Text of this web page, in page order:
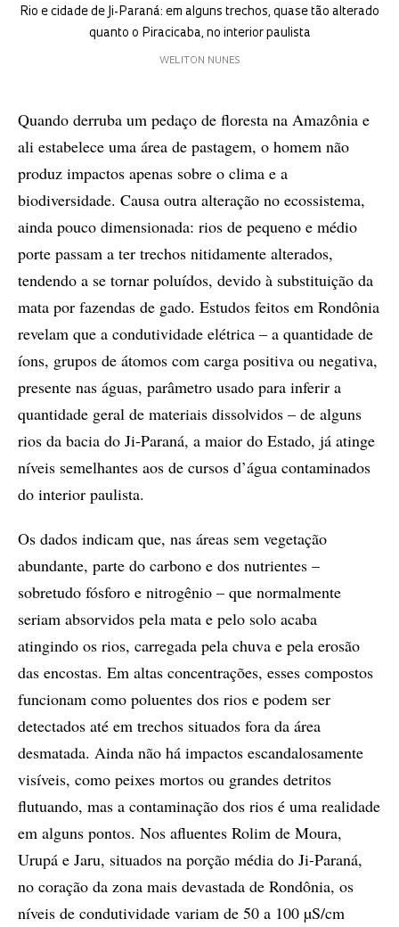
Rio e cidade de Ji-Paraná: em alguns trechos, quase tão alterado
quanto o Piracicaba, no interior paulista
WELITON NUNES
Quando derruba um pedaço de floresta na Amazônia e
ali estabelece uma área de pastagem, o homem não
produz impactos apenas sobre o clima e a
biodiversidade. Causa outra alteração no ecossistema,
ainda pouco dimensionada: rios de pequeno e médio
porte passam a ter trechos nitidamente alterados,
tendendo a se tornar poluídos, devido à substituição da
mata por fazendas de gado. Estudos feitos em Rondônia
revelam que a condutividade elétrica – a quantidade de
íons, grupos de átomos com carga positiva ou negativa,
presente nas águas, parâmetro usado para inferir a
quantidade geral de materiais dissolvidos – de alguns
rios da bacia do Ji-Paraná, a maior do Estado, já atinge
níveis semelhantes aos de cursos d’água contaminados
do interior paulista.
Os dados indicam que, nas áreas sem vegetação
abundante, parte do carbono e dos nutrientes –
sobretudo fósforo e nitrogênio – que normalmente
seriam absorvidos pela mata e pelo solo acaba
atingindo os rios, carregada pela chuva e pela erosão
das encostas. Em altas concentrações, esses compostos
funcionam como poluentes dos rios e podem ser
detectados até em trechos situados fora da área
desmatada. Ainda não há impactos escandalosamente
visíveis, como peixes mortos ou grandes detritos
flutuando, mas a contaminação dos rios é uma realidade
em alguns pontos. Nos afluentes Rolim de Moura,
Urupá e Jaru, situados na porção média do Ji-Paraná,
no coração da zona mais devastada de Rondônia, os
níveis de condutividade variam de 50 a 100 µS/cm